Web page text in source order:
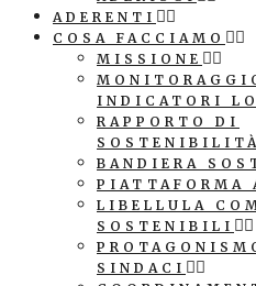
ADERENTI
COSA FACCIAMO
MISSIONE
INDICATORI
RAPPORTO DI
SOSTENIBILITÀ
BANDIERA
PIATTAFORMA
LIBELLULA
SOSTENIBILI
SINDACI